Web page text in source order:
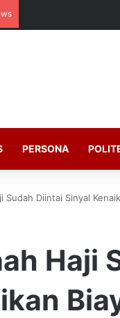
PERSONA
Sudah Diintai Sinyal
Haji